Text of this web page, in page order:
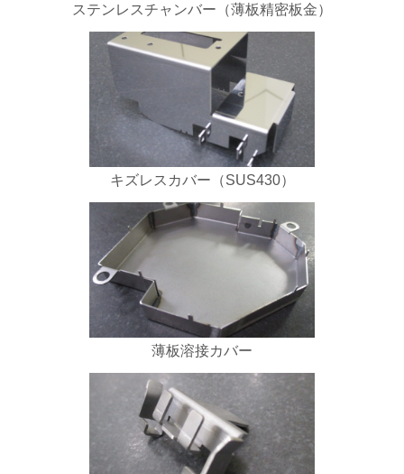
ステンレスチャンバー（薄板精密板金）
キズレスカバー（SUS430）
薄板溶接カバー